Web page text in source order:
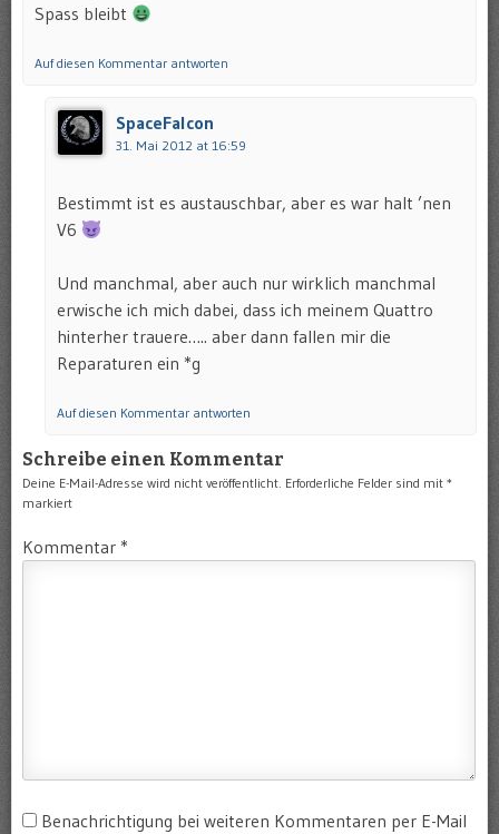
Spass bleibt
Auf diesen Kommentar antworten
SpaceFalcon
31. Mai 2012 at 16:59
Bestimmt ist es austauschbar, aber es war halt ’nen
V6
Und manchmal, aber auch nur wirklich manchmal
erwische ich mich dabei, dass ich meinem Quattro
hinterher trauere….. aber dann fallen mir die
Reparaturen ein *g
Auf diesen Kommentar antworten
Schreibe einen Kommentar
Deine E-Mail-Adresse wird nicht veröffentlicht. Erforderliche Felder sind mit *
markiert
Kommentar *
Benachrichtigung bei weiteren Kommentaren per E-Mail